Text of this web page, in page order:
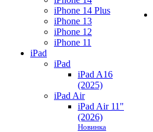
iPhone 14 Plus
iPhone 13
iPhone 12
iPhone 11
iPad
iPad
iPad A16
(2025)
iPad Air
iPad Air 11"
(2026)
Новинка